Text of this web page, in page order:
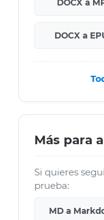
DOCX a
DOCX a
Más para
Si quieres
prueba:
MD a